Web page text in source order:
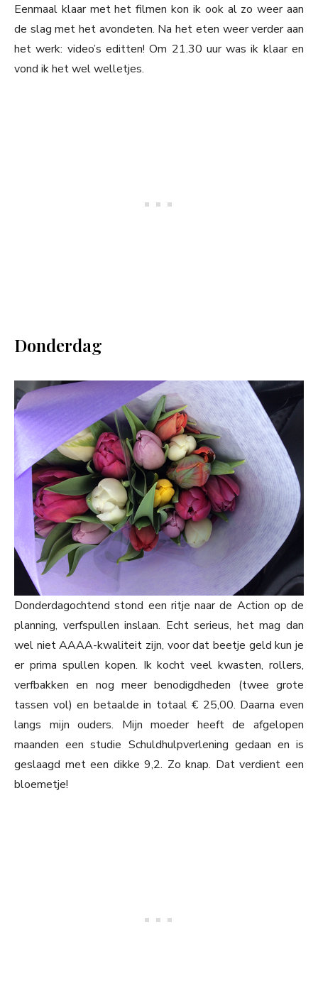
Eenmaal klaar met het filmen kon ik ook al zo weer aan
de slag met het avondeten. Na het eten weer verder aan
het werk: video’s editten! Om 21.30 uur was ik klaar en
vond ik het wel welletjes.
Donderdag
Donderdagochtend stond een ritje naar de Action op de
planning, verfspullen inslaan. Echt serieus, het mag dan
wel niet AAAA-kwaliteit zijn, voor dat beetje geld kun je
er prima spullen kopen. Ik kocht veel kwasten, rollers,
verfbakken en nog meer benodigdheden (twee grote
tassen vol) en betaalde in totaal € 25,00. Daarna even
langs mijn ouders. Mijn moeder heeft de afgelopen
maanden een studie Schuldhulpverlening gedaan en is
geslaagd met een dikke 9,2. Zo knap. Dat verdient een
bloemetje!